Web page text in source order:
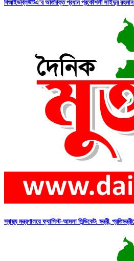
বিআইডব্লিউটিএ’র অতিরিক্ত প্রধান প্রকৌশলী সাইদুর
স্বাস্থ্য মন্ত্রণালয়ে ফ্যাসিস্ট-আমলা সিন্ডিকেট: মন্ত্রী,